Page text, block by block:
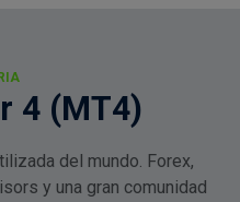
4 (MT4)
del mundo. Forex,
y una gran comunidad